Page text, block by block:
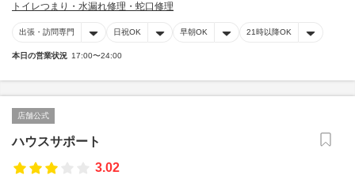
トイレつまり・水漏れ修理・蛇口修理
出張・訪問専門 日祝OK 早朝OK 21時以降OK
本日の営業状況 17:00〜24:00
店舗公式
ハウスサポート
3.02